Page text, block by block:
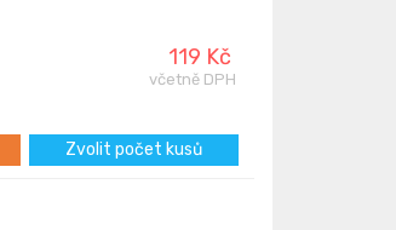
119 Kč
včetně DPH
Zvolit počet kusů